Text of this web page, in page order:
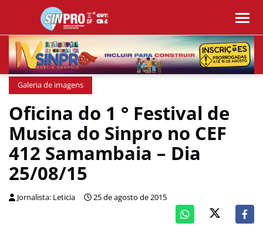
Galeria de imagens
Oficina do 1 ° Festival de
Musica do Sinpro no CEF
412 Samambaia – Dia
25/08/15
Jornalista: Leticia 25 de agosto de 2015